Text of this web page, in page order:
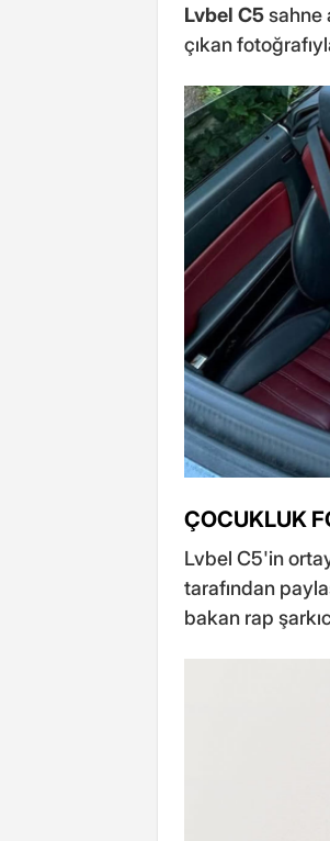
Lvbel C5sahne
çıkan
ÇOCUKLUK
Lvbel C5'in
tarafından
bakan rap